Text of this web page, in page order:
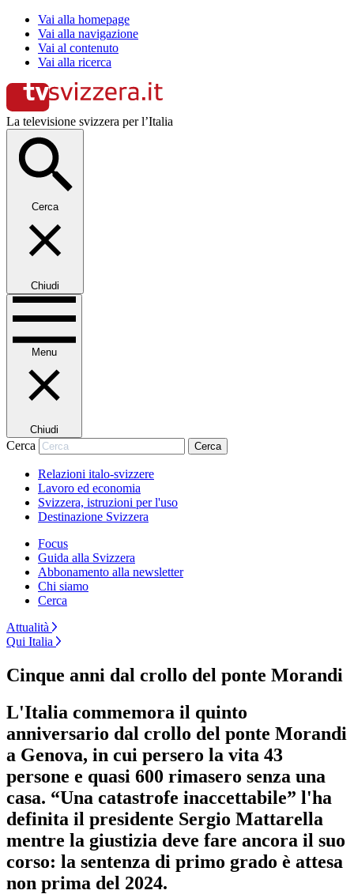
Vai alla homepage
Vai alla navigazione
Vai al contenuto
Vai alla ricerca
La televisione svizzera per l’Italia
Cerca
Chiudi
Menu
Chiudi
Cerca Cerca
Relazioni italo-svizzere
Lavoro ed economia
Svizzera, istruzioni per l'uso
Destinazione Svizzera
Focus
Guida alla Svizzera
Abbonamento alla newsletter
Chi siamo
Cerca
Attualità
Qui Italia
Cinque anni dal crollo del ponte Morandi
L'Italia commemora il quinto
anniversario dal crollo del ponte Morandi
a Genova, in cui persero la vita 43
persone e quasi 600 rimasero senza una
casa. “Una catastrofe inaccettabile” l'ha
definita il presidente Sergio Mattarella
mentre la giustizia deve fare ancora il suo
corso: la sentenza di primo grado è attesa
non prima del 2024.